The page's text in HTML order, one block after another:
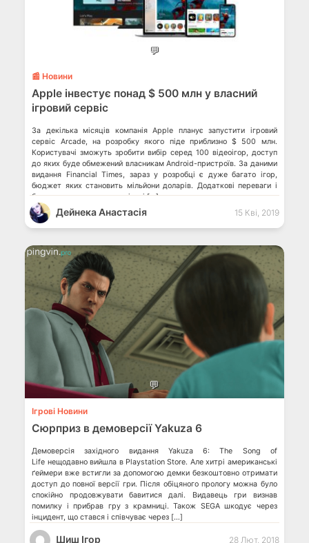
💬
📰 Новини
Apple інвестує понад $ 500 млн у власний
ігровий сервіс
За декілька місяців компанія Apple планує запустити ігровий
сервіс Arcade, на розробку якого піде приблизно $ 500 млн.
Користувачі зможуть зробити вибір серед 100 відеоігор, доступ
до яких буде обмежений власникам Android-пристроїв. За даними
видання Financial Times, зараз у розробці є дуже багато ігор,
бюджет яких становить мільйони доларів. Додаткові переваги і
бонуси отримають видавці, які […]
Дейнека Анастасiя 15 Кві, 2019
💬
Ігрові Новини
Сюрприз в демоверсії Yakuza 6
Демоверсія західного видання Yakuza 6: The Song of
Life нещодавно вийшла в Playstation Store. Але хитрі американські
ґеймери вже встигли за допомогою демки безкоштовно отримати
доступ до повної версії гри. Після обіцяного прологу можна було
спокійно продовжувати бавитися далі. Видавець гри визнав
помилку і прибрав гру з крамниці. Також SEGA шкодує через
інцидент, що стався і співчуває через […]
Шиш Ігор 28 Лют, 2018